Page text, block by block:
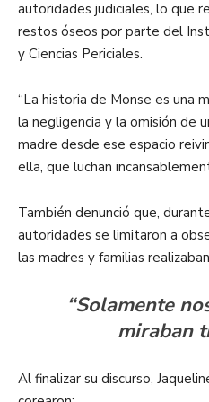
autoridades judiciales, lo que
restos óseos por parte del
y Ciencias Periciales.
“La historia de Monse es una
la negligencia y la omisión de
madre desde ese espacio
ella, que luchan
También denunció que,
autoridades se limitaron a
las madres y familias
“Solamente
miraban
Al finalizar su discurso,